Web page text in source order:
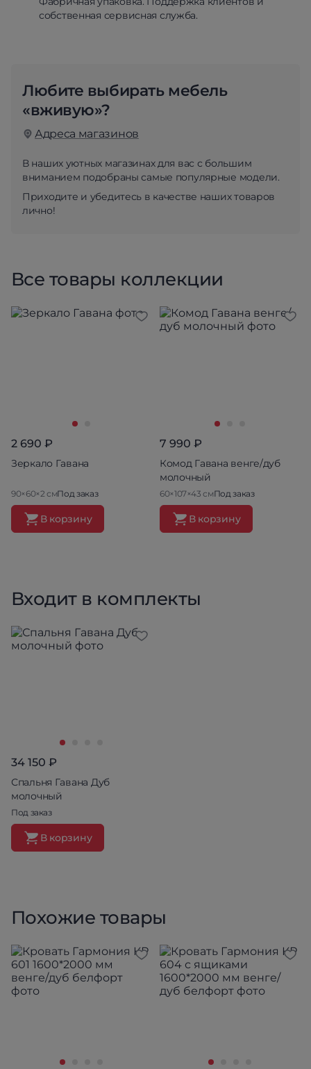
собственная сервисная служба.
Любите выбирать мебель
«вживую»?
Адреса магазинов
В наших уютных магазинах для вас с большим
вниманием подобраны самые популярные модели.
Приходите и убедитесь в качестве наших товаров
лично!
Все товары коллекции
2 690 ₽
Зеркало Гавана
90×60×2 смПод заказ
В корзину
7 990 ₽
Комод Гавана венге/дуб
молочный
60×107×43 смПод заказ
В корзину
Входит в комплекты
34 150 ₽
Спальня Гавана Дуб
молочный
Под заказ
В корзину
Похожие товары